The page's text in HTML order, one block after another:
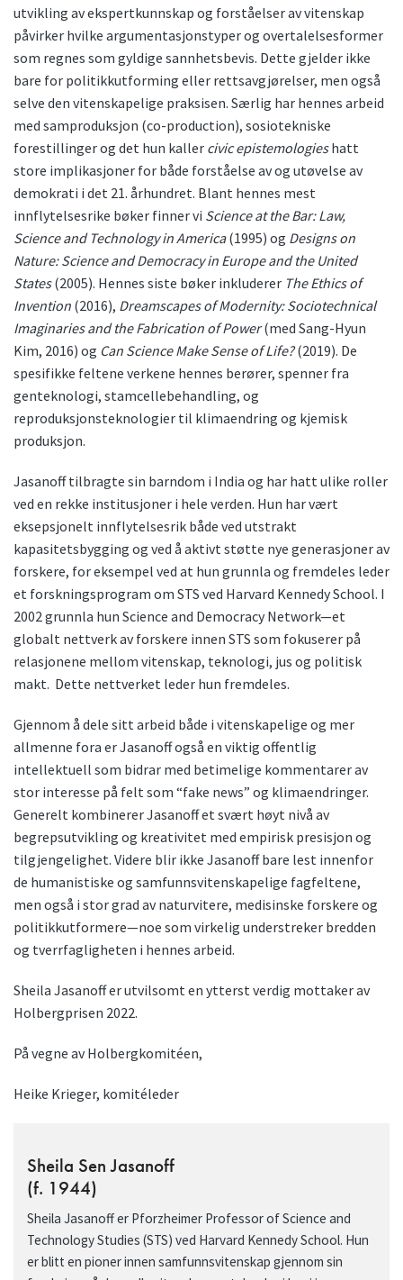
utvikling av ekspertkunnskap og forståelser av vitenskap
påvirker hvilke argumentasjonstyper og overtalelsesformer
som regnes som gyldige sannhetsbevis. Dette gjelder ikke
bare for politikkutforming eller rettsavgjørelser, men også
selve den vitenskapelige praksisen. Særlig har hennes arbeid
med samproduksjon (co-production), sosiotekniske
forestillinger og det hun kaller civic epistemologieshatt
store implikasjoner for både forståelse av og utøvelse av
demokrati i det 21. århundret. Blant hennes mest
innflytelsesrike bøker finner vi Science at the Bar: Law,
Science and Technology in America(1995) og Designs on
Nature: Science and Democracy in Europe and the United
States(2005). Hennes siste bøker inkluderer The Ethics of
Invention (2016), Dreamscapes of Modernity: Sociotechnical
Imaginaries and the Fabrication of Power(med Sang-Hyun
Kim, 2016) og Can Science Make Sense of Life?(2019). De
spesifikke feltene verkene hennes berører, spenner fra
genteknologi, stamcellebehandling, og
reproduksjonsteknologier til klimaendring og kjemisk
produksjon.
Jasanoff tilbragte sin barndom i India og har hatt ulike roller
ved en rekke institusjoner i hele verden. Hun har vært
eksepsjonelt innflytelsesrik både ved utstrakt
kapasitetsbygging og ved å aktivt støtte nye generasjoner av
forskere, for eksempel ved at hun grunnla og fremdeles leder
et forskningsprogram om STS ved Harvard Kennedy School. I
2002 grunnla hun Science and Democracy Network—et
globalt nettverk av forskere innen STS som fokuserer på
relasjonene mellom vitenskap, teknologi, jus og politisk
makt. Dette nettverket leder hun fremdeles.
Gjennom å dele sitt arbeid både i vitenskapelige og mer
allmenne fora er Jasanoff også en viktig offentlig
intellektuell som bidrar med betimelige kommentarer av
stor interesse på felt som “fake news” og klimaendringer.
Generelt kombinerer Jasanoff et svært høyt nivå av
begrepsutvikling og kreativitet med empirisk presisjon og
tilgjengelighet. Videre blir ikke Jasanoff bare lest innenfor
de humanistiske og samfunnsvitenskapelige fagfeltene,
men også i stor grad av naturvitere, medisinske forskere og
politikkutformere—noe som virkelig understreker bredden
og tverrfagligheten i hennes arbeid.
Sheila Jasanoff er utvilsomt en ytterst verdig mottaker av
Holbergprisen 2022.
På vegne av Holbergkomitéen,
Heike Krieger, komitéleder
Sheila Sen Jasanoff
(f. 1944)
Sheila Jasanoff er Pforzheimer Professor of Science and
Technology Studies (STS) ved Harvard Kennedy School. Hun
er blitt en pioner innen samfunnsvitenskap gjennom sin